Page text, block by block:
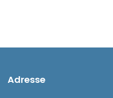
Adresse